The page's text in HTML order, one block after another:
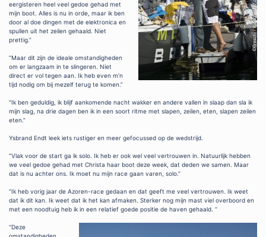
eergisteren heel veel gedoe gehad met
mijn boot. Alles is nu in orde, maar ik ben
door al doe dingen met de elektronica en
spullen uit het zeilen gehaald. Niet
prettig.”
“Maar dit zijn de ideale omstandigheden
om er langzaam in te slingeren. Niet
direct er vol tegen aan. Ik heb even m’n
tijd nodig om bij mezelf terug te komen.”
“Ik ben geduldig, ik blijf aankomende nacht wakker en andere vallen in slaap dan sla ik
mijn slag, na drie dagen ben ik in een soort ritme met slapen, zeilen, eten, slapen zeilen
eten.”
Ysbrand Endt leek iets rustiger en meer gefocussed op de wedstrijd.
“Vlak voor de start ga ik solo. Ik heb er ook wel veel vertrouwen in. Natuurlijk hebben
we veel gedoe gehad met Christa haar boot deze week, dat deden we samen. Maar
dat is nu achter ons. Ik moet nu mijn race gaan varen, solo.”
“Ik heb vorig jaar de Azoren-race gedaan en dat geeft me veel vertrouwen. Ik weet
dat ik dit kan. Ik weet dat ik het kan afmaken. Sterker nog mijn mast viel overboord en
met een noodtuig heb ik in een relatief goede positie de haven gehaald. “
“Deze